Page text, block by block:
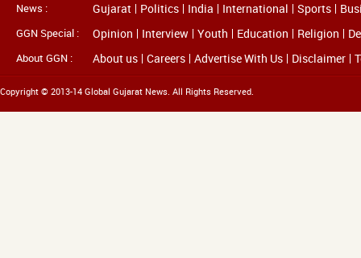
News : Gujarat Politics India International Sports
GGN Special : Opinion Interview Youth Education Religion
About GGN : About us Careers Advertise With Us Disclaimer
Copyright © 2013-14 Global Gujarat News. All Rights Reserved.